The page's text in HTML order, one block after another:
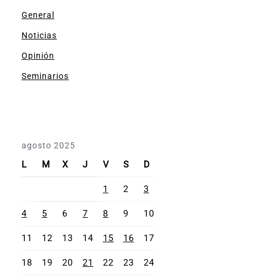
General
Noticias
Opinión
Seminarios
agosto 2025
L M X J V S D
1 2 3
4 5 6 7 8 9 10
11 12 13 14 15 16 17
18 19 20 21 22 23 24